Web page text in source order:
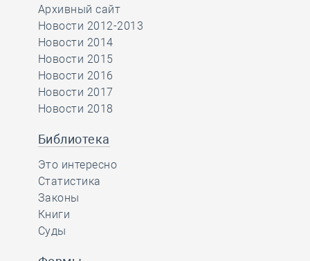
Архивный сайт
Новости 2012-2013
Новости 2014
Новости 2015
Новости 2016
Новости 2017
Новости 2018
Библиотека
Это интересно
Статистика
Законы
Книги
Суды